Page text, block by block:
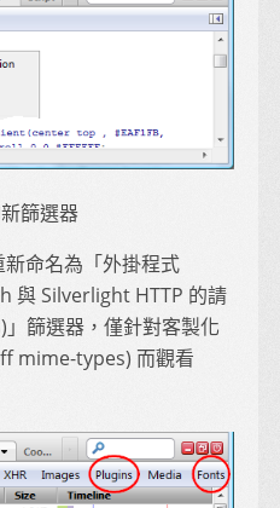
篩選器
命名為「外掛程式
與 Silverlight HTTP 的請
篩選器，僅針對客製化
mime-types) 而觀看